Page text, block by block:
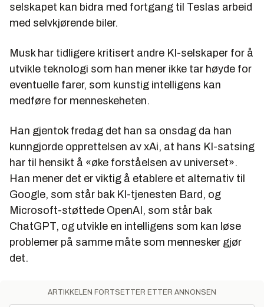
selskapet kan bidra med fortgang til Teslas arbeid
med selvkjørende biler.
Musk har tidligere kritisert andre KI-selskaper for å
utvikle teknologi som han mener ikke tar høyde for
eventuelle farer, som kunstig intelligens kan
medføre for menneskeheten.
Han gjentok fredag det han sa onsdag da han
kunngjorde opprettelsen av xAi, at hans KI-satsing
har til hensikt å «øke forståelsen av universet».
Han mener det er viktig å etablere et alternativ til
Google, som står bak KI-tjenesten Bard, og
Microsoft-støttede OpenAI, som står bak
ChatGPT, og utvikle en intelligens som kan løse
problemer på samme måte som mennesker gjør
det.
ARTIKKELEN FORTSETTER ETTER ANNONSEN